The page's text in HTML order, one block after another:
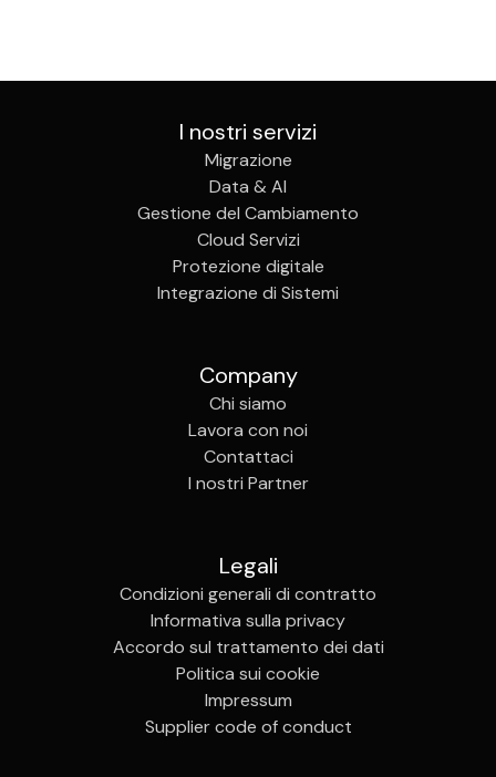
I nostri servizi
Migrazione
Data & AI
Gestione del Cambiamento
Cloud Servizi
Protezione digitale
Integrazione di Sistemi
Company
Chi siamo
Lavora con noi
Contattaci
I nostri Partner
Legali
Condizioni generali di contratto
Informativa sulla privacy
Accordo sul trattamento dei dati
Politica sui cookie
Impressum
Supplier code of conduct